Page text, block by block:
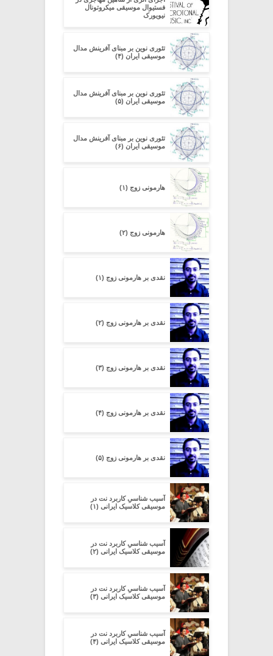
فستیوال موسیقی میکروتونال
نیویورک
تئوری نوین بر مبنای آفرینش مدال
موسیقی ایران (۴)
تئوری نوین بر مبنای آفرینش مدال
موسیقی ایران (۵)
تئوری نوین بر مبنای آفرینش مدال
موسیقی ایران (۶)
هارمونی زوج (۱)
هارمونی زوج (۲)
نقدی بر هارمونی زوج (۱)
نقدی بر هارمونی زوج (۲)
نقدی بر هارمونی زوج (۳)
نقدی بر هارمونی زوج (۴)
نقدی بر هارمونی زوج (۵)
آسیب شناسیِ کاربرد نت در
موسیقی کلاسیک ایرانی (۱)
آسیب شناسیِ کاربرد نت در
موسیقی کلاسیک ایرانی (۲)
آسیب شناسیِ کاربرد نت در
موسیقی کلاسیک ایرانی (۳)
آسیب شناسیِ کاربرد نت در
موسیقی کلاسیک ایرانی (۴)